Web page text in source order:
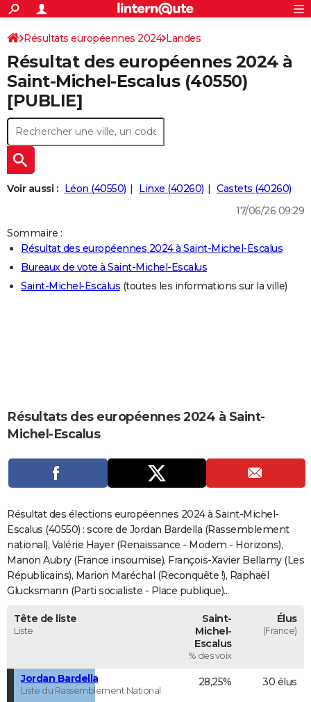
ACTUALITÉS
Politique
Société
Faits Divers
Education
Monde
Villes
+
SPORT
Coupe du monde 2026
Football
Tennis
Cyclisme
Rugby
Forum
CULTURE
Programme TV
TNT
Streaming
Cinéma
Sorties cinéma
Musique
+FINANCE
Retraite
Impôts
Epargne
Immobilier
Risques naturels par ville
Banque
Assurance
CréditAUTO
Essais
Réserver un essai
Citadines
Berlines
SUV
Forum auto
+HIGH-TECH
Mobiles
Meilleur smartphone
Internet
Ordinateurs
Jeux vidéo
Guide high-tech
+
BRICOLAGE
Guides de France
Escapades
Patrimoine
Expositions
Musées
Week-end nature
+LIFESTYLE
Art de vivre
Bien-être
Loisirs
Mode
Modes de vie
SANTE
CARTE DE VOEUX
Carte de Noël
Carte Bonne année
Carte Saint-Valentin
Carte Pâques
Carte d'anniversaire
DICTIONNAIRE
Dictionnaire
Biographies
Expressions
Proverbes
PROGRAMME TV
AVIS DE DÉCÈS
FORUM
Bricolage
Lifestyle
Culture
Sport
Auto
Television
Voyage
Cinema
S'inscrire
Connexion
Résultats européennes 2024 Landes
Résultat des européennes 2024 à
Saint-Michel-Escalus (40550)
[PUBLIE]
Voir aussi : Léon (40550) Linxe (40260)
Castets (40260)
17/06/26 09:29
Sommaire :
Résultat des européennes 2024 à Saint-Michel-Escalus
Bureaux de vote à Saint-Michel-Escalus
Saint-Michel-Escalus (toutes les informations sur la ville)
Résultats des européennes 2024 à Saint-
Michel-Escalus
Résultat des élections européennes 2024 à Saint-Michel-
Escalus (40550) : score de Jordan Bardella (Rassemblement
national), Valérie Hayer (Renaissance - Modem - Horizons),
Manon Aubry (France insoumise), François-Xavier Bellamy (Les
Républicains), Marion Maréchal (Reconquête !), Raphaël
Glucksmann (Parti socialiste - Place publique)...
Tête de liste
Liste
Saint-
Michel-
Escalus
% des voix
Élus
(France)
Jordan Bardella
Liste du Rassemblement National
28,25% 30 élus